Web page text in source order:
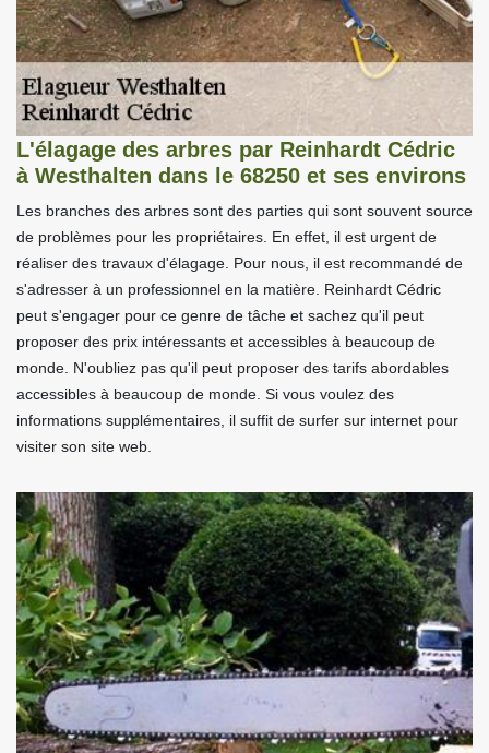
L'élagage des arbres par Reinhardt Cédric
à Westhalten dans le 68250 et ses environs
Les branches des arbres sont des parties qui sont souvent source
de problèmes pour les propriétaires. En effet, il est urgent de
réaliser des travaux d'élagage. Pour nous, il est recommandé de
s'adresser à un professionnel en la matière. Reinhardt Cédric
peut s'engager pour ce genre de tâche et sachez qu'il peut
proposer des prix intéressants et accessibles à beaucoup de
monde. N'oubliez pas qu'il peut proposer des tarifs abordables
accessibles à beaucoup de monde. Si vous voulez des
informations supplémentaires, il suffit de surfer sur internet pour
visiter son site web.